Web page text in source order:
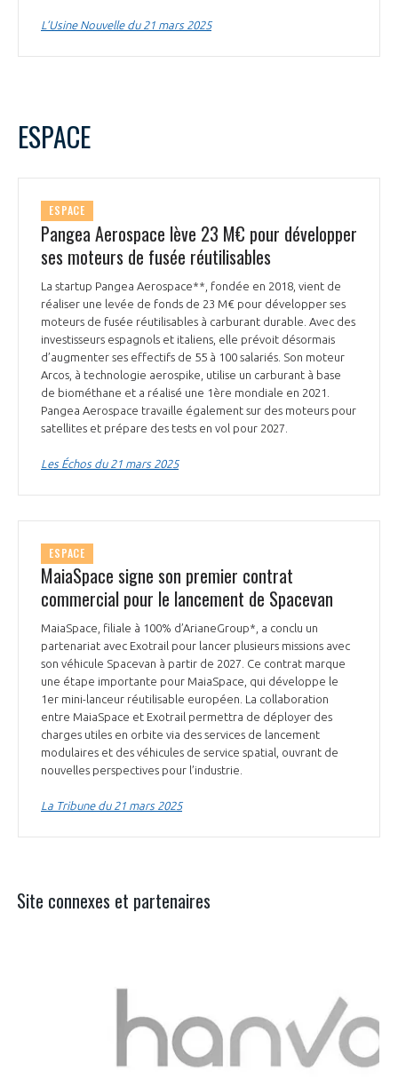
L’Usine Nouvelle du 21 mars 2025
ESPACE
ESPACE
Pangea Aerospace lève 23 M€ pour développer
ses moteurs de fusée réutilisables
La startup Pangea Aerospace**, fondée en 2018, vient de
réaliser une levée de fonds de 23 M€ pour développer ses
moteurs de fusée réutilisables à carburant durable. Avec des
investisseurs espagnols et italiens, elle prévoit désormais
d’augmenter ses effectifs de 55 à 100 salariés. Son moteur
Arcos, à technologie aerospike, utilise un carburant à base
de biométhane et a réalisé une 1ère mondiale en 2021.
Pangea Aerospace travaille également sur des moteurs pour
satellites et prépare des tests en vol pour 2027.
Les Échos du 21 mars 2025
ESPACE
MaiaSpace signe son premier contrat
commercial pour le lancement de Spacevan
MaiaSpace, filiale à 100% d’ArianeGroup*, a conclu un
partenariat avec Exotrail pour lancer plusieurs missions avec
son véhicule Spacevan à partir de 2027. Ce contrat marque
une étape importante pour MaiaSpace, qui développe le
1er mini-lanceur réutilisable européen. La collaboration
entre MaiaSpace et Exotrail permettra de déployer des
charges utiles en orbite via des services de lancement
modulaires et des véhicules de service spatial, ouvrant de
nouvelles perspectives pour l’industrie.
La Tribune du 21 mars 2025
Site connexes et partenaires